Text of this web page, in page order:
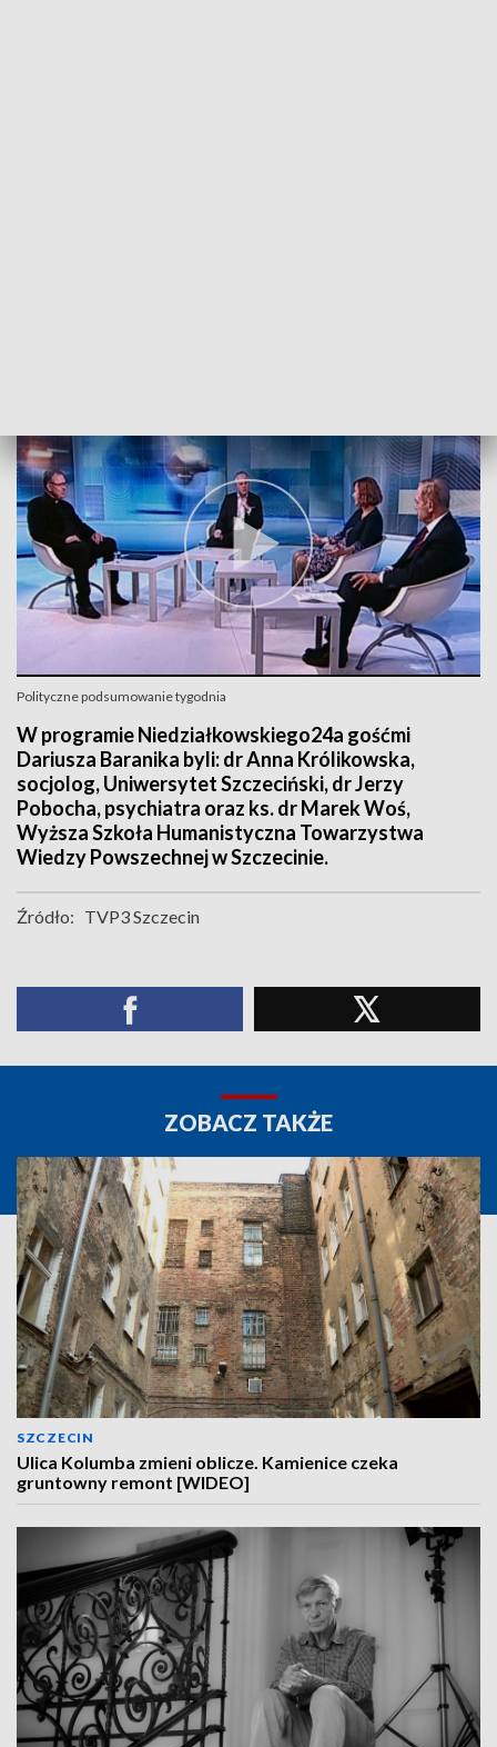
Polityczne podsumowanie tygodnia
W programie Niedziałkowskiego24a gośćmi
Dariusza Baranika byli: dr Anna Królikowska,
socjolog, Uniwersytet Szczeciński, dr Jerzy
Pobocha, psychiatra oraz ks. dr Marek Woś,
Wyższa Szkoła Humanistyczna Towarzystwa
Wiedzy Powszechnej w Szczecinie.
Źródło: TVP3 Szczecin
ZOBACZ TAKŻE
SZCZECIN
Ulica Kolumba zmieni oblicze. Kamienice czeka
gruntowny remont [WIDEO]